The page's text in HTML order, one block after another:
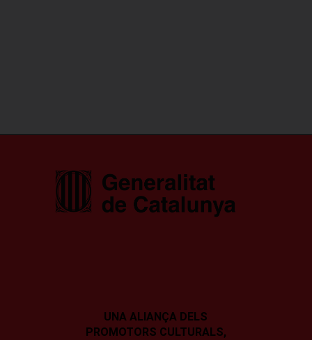
UNA ALIANÇA DELS
PROMOTORS CULTURALS,